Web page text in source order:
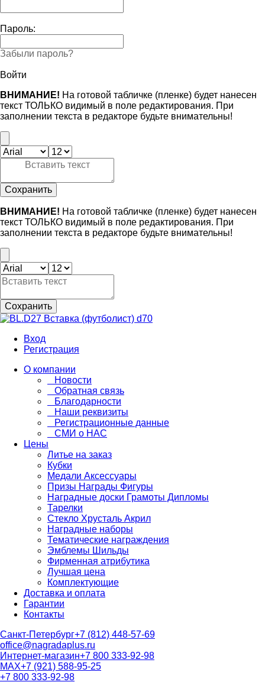
Пароль:
Забыли пароль?
Войти
ВНИМАНИЕ! На готовой табличке (пленке) будет нанесен
текст ТОЛЬКО видимый в поле редактирования. При
заполнении текста в редакторе будьте внимательны!
Сохранить
ВНИМАНИЕ! На готовой табличке (пленке) будет нанесен
текст ТОЛЬКО видимый в поле редактирования. При
заполнении текста в редакторе будьте внимательны!
Сохранить
Вход
Регистрация
О компании
Новости
Обратная связь
Благодарности
Наши реквизиты
Регистрационные данные
СМИ о НАС
Цены
Литье на заказ
Кубки
Медали Аксессуары
Призы Награды Фигуры
Наградные доски Грамоты Дипломы
Тарелки
Стекло Хрусталь Акрил
Наградные наборы
Тематические награждения
Эмблемы Шильды
Фирменная атрибутика
Лучшая цена
Комплектующие
Доставка и оплата
Гарантии
Контакты
Санкт-Петербург+7 (812) 448-57-69
office@nagradaplus.ru
Интернет-магазин+7 800 333-92-98
MAX+7 (921) 588-95-25
+7 800 333-92-98